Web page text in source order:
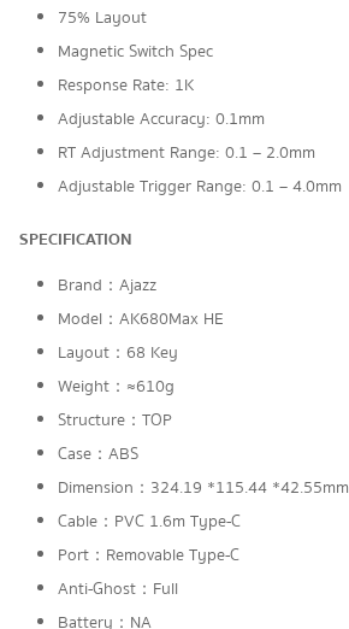
75% Layout
Magnetic Switch Spec
Response Rate: 1K
Adjustable Accuracy: 0.1mm
RT Adjustment Range: 0.1 – 2.0mm
Adjustable Trigger Range: 0.1 – 4.0mm
SPECIFICATION
Brand：Ajazz
Model：AK680Max HE
Layout：68 Key
Weight：≈610g
Structure：TOP
Case：ABS
Dimension：324.19 *115.44 *42.55mm
Cable：PVC 1.6m Type-C
Port：Removable Type-C
Anti-Ghost：Full
Battery：NA